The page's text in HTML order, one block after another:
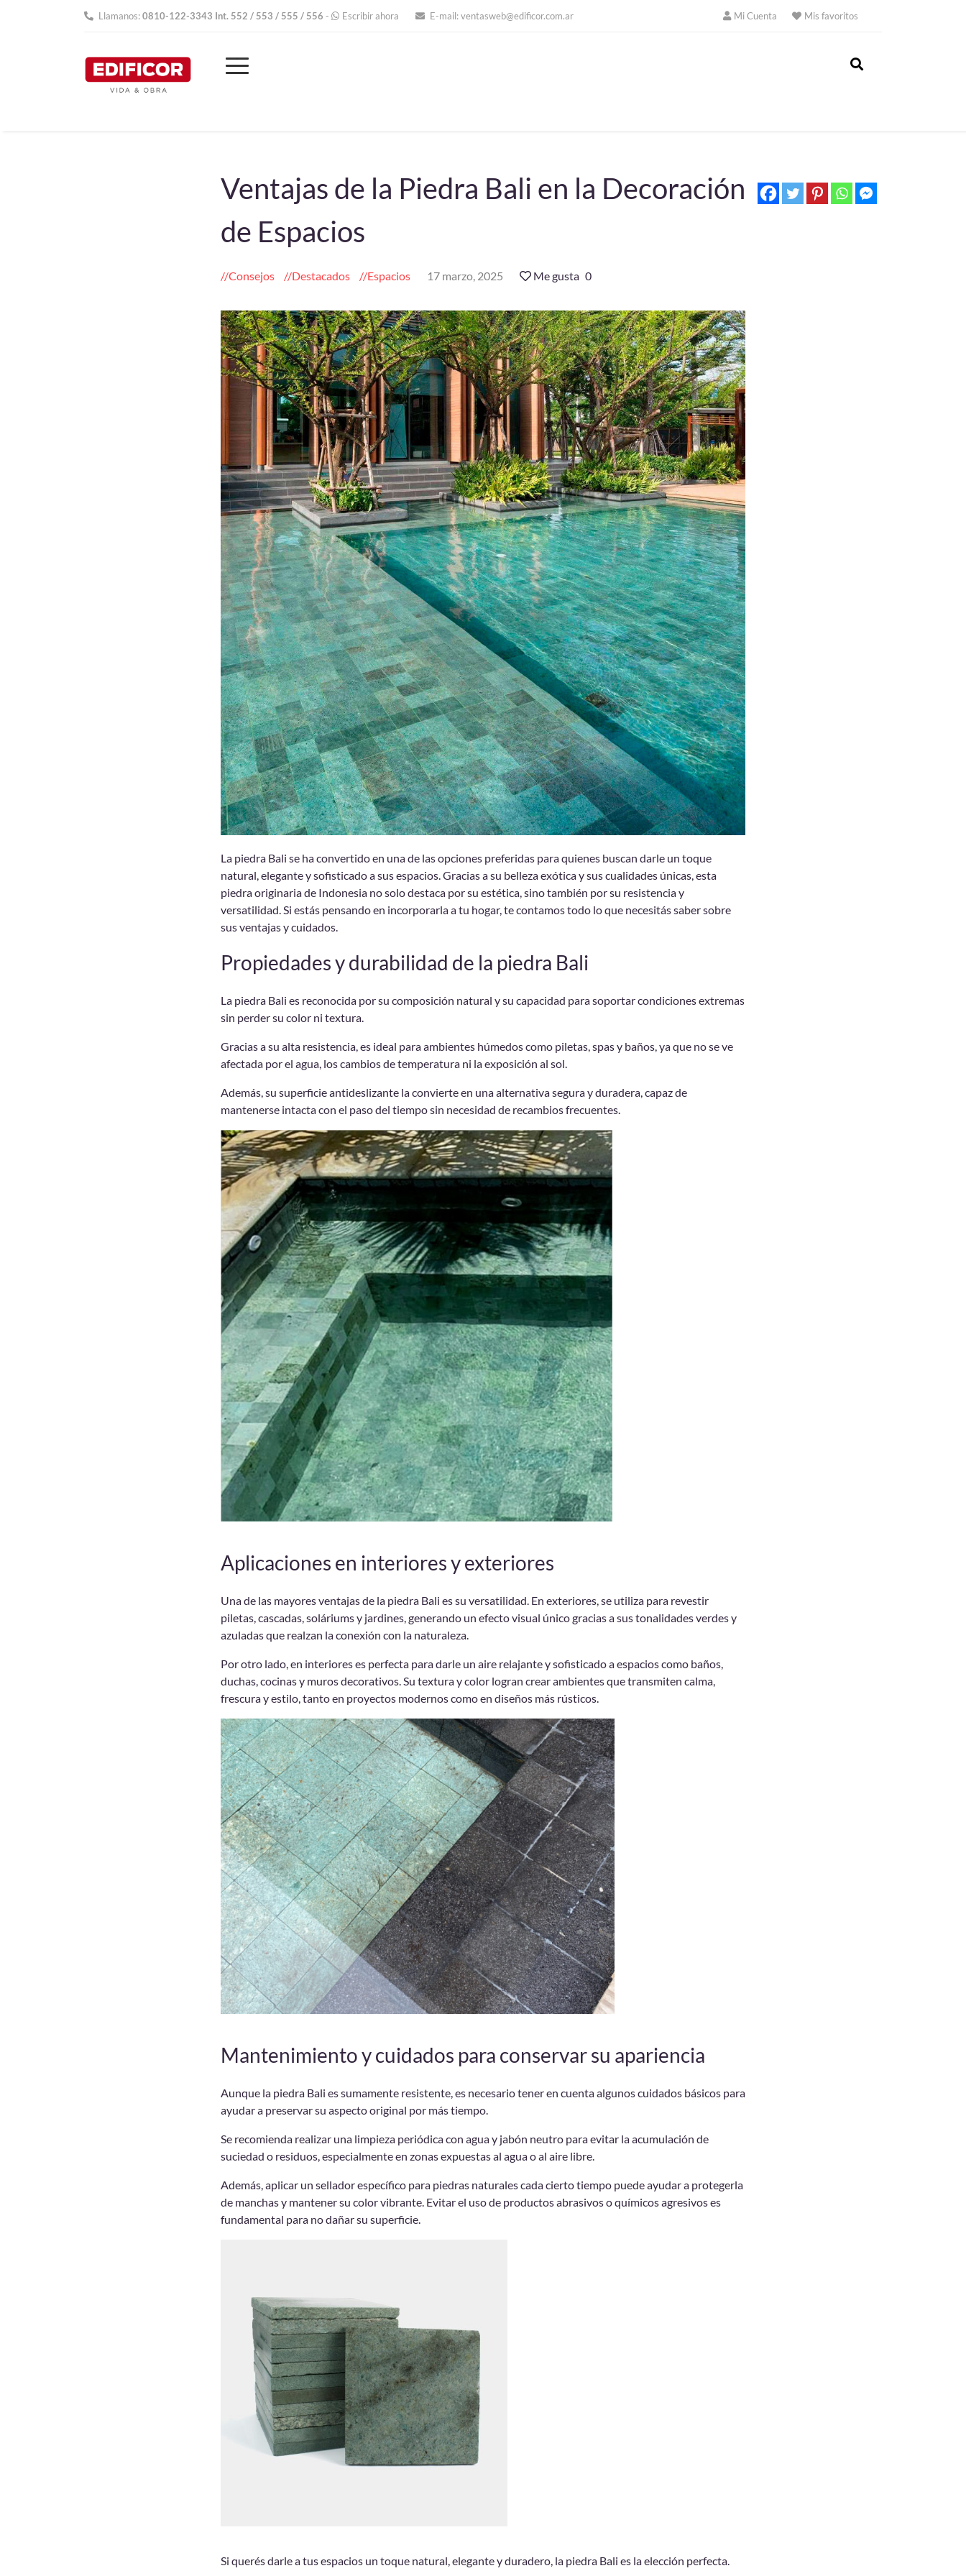
Llamanos:0810-122-3343 Int. 552 / 553 / 555 / 556 - Escribir ahora E-mail:ventasweb@edificor.com.ar Mi Cuenta Mis favoritos
Ventajas de la Piedra Bali en la Decoración
de Espacios
Consejos Destacados Espacios 17 marzo, 2025 Me gusta 0
La piedra Bali se ha convertido en una de las opciones preferidas para quienes buscan darle un toque
natural, elegante y sofisticado a sus espacios. Gracias a su belleza exótica y sus cualidades únicas, esta
piedra originaria de Indonesia no solo destaca por su estética, sino también por su resistencia y
versatilidad. Si estás pensando en incorporarla a tu hogar, te contamos todo lo que necesitás saber sobre
sus ventajas y cuidados.
Propiedades y durabilidad de la piedra Bali
La piedra Bali es reconocida por su composición natural y su capacidad para soportar condiciones extremas
sin perder su color ni textura.
Gracias a su alta resistencia, es ideal para ambientes húmedos como piletas, spas y baños, ya que no se ve
afectada por el agua, los cambios de temperatura ni la exposición al sol.
Además, su superficie antideslizante la convierte en una alternativa segura y duradera, capaz de
mantenerse intacta con el paso del tiempo sin necesidad de recambios frecuentes.
Aplicaciones en interiores y exteriores
Una de las mayores ventajas de la piedra Bali es su versatilidad. En exteriores, se utiliza para revestir
piletas, cascadas, soláriums y jardines, generando un efecto visual único gracias a sus tonalidades verdes y
azuladas que realzan la conexión con la naturaleza.
Por otro lado, en interiores es perfecta para darle un aire relajante y sofisticado a espacios como baños,
duchas, cocinas y muros decorativos. Su textura y color logran crear ambientes que transmiten calma,
frescura y estilo, tanto en proyectos modernos como en diseños más rústicos.
Mantenimiento y cuidados para conservar su apariencia
Aunque la piedra Bali es sumamente resistente, es necesario tener en cuenta algunos cuidados básicos para
ayudar a preservar su aspecto original por más tiempo.
Se recomienda realizar una limpieza periódica con agua y jabón neutro para evitar la acumulación de
suciedad o residuos, especialmente en zonas expuestas al agua o al aire libre.
Además, aplicar un sellador específico para piedras naturales cada cierto tiempo puede ayudar a protegerla
de manchas y mantener su color vibrante. Evitar el uso de productos abrasivos o químicos agresivos es
fundamental para no dañar su superficie.
Si querés darle a tus espacios un toque natural, elegante y duradero, la piedra Bali es la elección perfecta.